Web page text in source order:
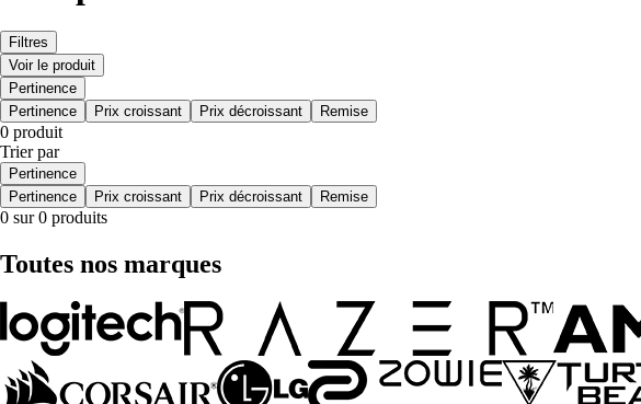
Filtres
Voir le produit
Pertinence
Pertinence
Prix croissant Prix décroissant Remise
0 produit
Trier par
Pertinence
Pertinence
Prix croissant Prix décroissant Remise
0 sur 0 produits
Toutes nos marques